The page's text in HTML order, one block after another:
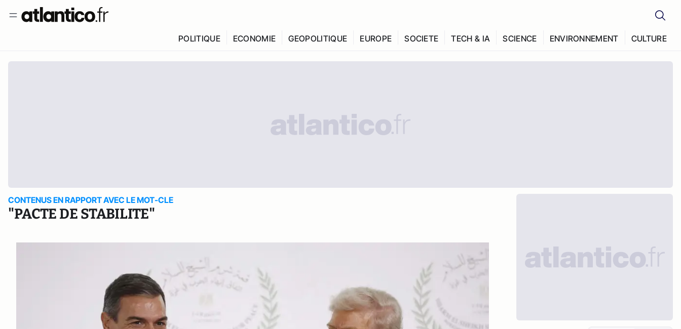
POLITIQUE ECONOMIE GEOPOLITIQUE EUROPE SOCIETE TECH & IA SCIENCE ENVIRONNEMENT CULTURE
CONTENUS EN RAPPORT AVEC LE MOT-CLE
"PACTE DE STABILITE"